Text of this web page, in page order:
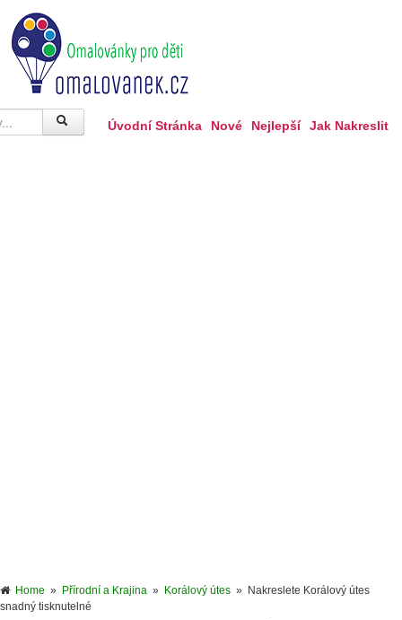
Úvodní Stránka Nové Nejlepší Jak Nakreslit
Home » Přírodní a Krajina » Korálový útes » Nakreslete Korálový útes
snadný tisknutelné